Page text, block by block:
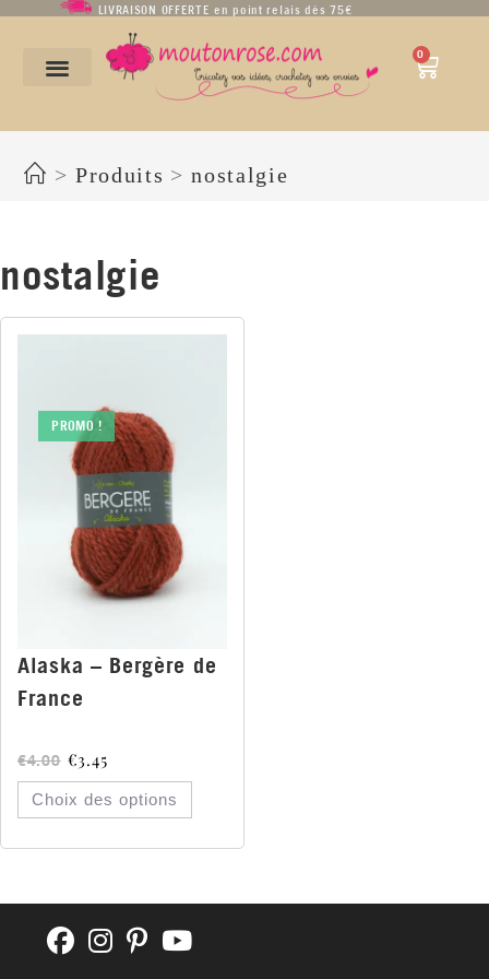
LIVRAISON OFFERTE en point relais dès 75€
0
> Produits > nostalgie
nostalgie
PROMO !
Alaska – Bergère de
France
€4.00 €3.45
Choix des options